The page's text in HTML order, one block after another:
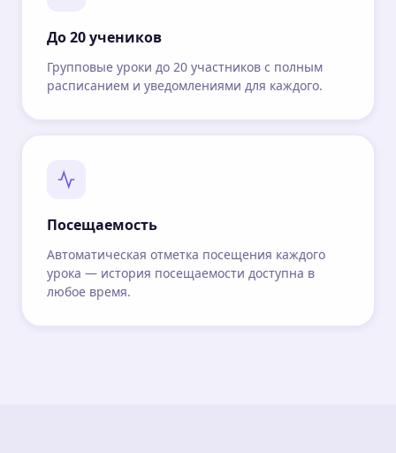
До 20 учеников
Групповые уроки до 20 участников с полным
расписанием и уведомлениями для каждого.
Посещаемость
Автоматическая отметка посещения каждого
урока — история посещаемости доступна в
любое время.